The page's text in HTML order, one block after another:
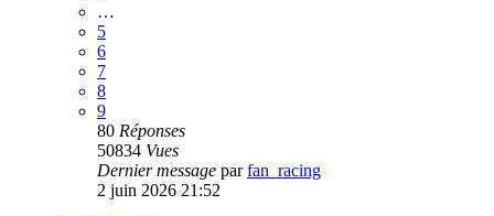
…
5
6
7
8
9
80 Réponses
50834 Vues
Dernier message parfan_racing
2 juin 2026 21:52